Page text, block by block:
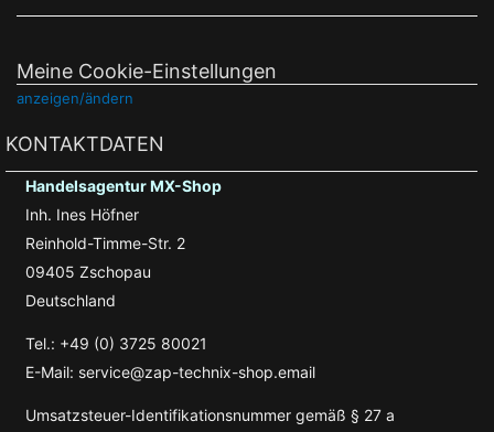
Meine Cookie-Einstellungen
anzeigen/ändern
KONTAKTDATEN
Handelsagentur MX-Shop
Inh. Ines Höfner
Reinhold-Timme-Str. 2
09405 Zschopau
Deutschland
Tel.: +49 (0) 3725 80021
E-Mail: service@zap-technix-shop.email
Umsatzsteuer-Identifikationsnummer gemäß § 27 a